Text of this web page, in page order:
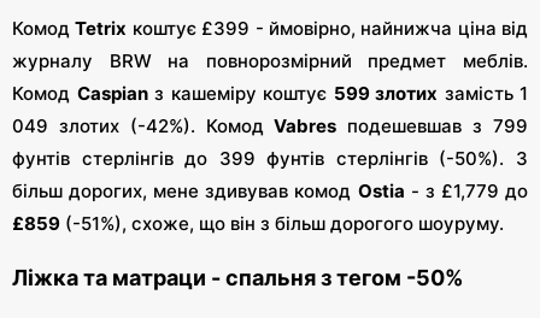
КомодTetrix коштує £399 - ймовірно, найнижча ціна від
журналу BRW на повнорозмірний предмет меблів.
Комод Caspianз кашеміру коштує 599 злотих замість 1
049 злотих (-42%). КомодVabres подешевшав з 799
фунтів стерлінгів до 399 фунтів стерлінгів (-50%). З
більш дорогих, мене здивував комод Ostia - з £1,779 до
£859 (-51%), схоже, що він з більш дорогого шоуруму.
Ліжка та матраци - спальня з тегом -50%